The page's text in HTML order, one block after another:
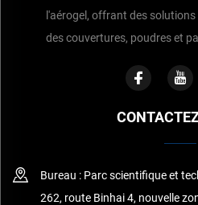
l'aérogel, offrant des
des couvertures, poudres et
Bureau : Parc scientifique et
262, route Binhai 4, nouvelle